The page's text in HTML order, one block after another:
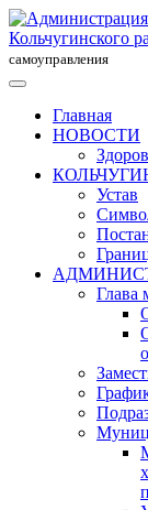
Кольчугинского
самоуправления
Главная
НОВОСТИ
Устав
Глава